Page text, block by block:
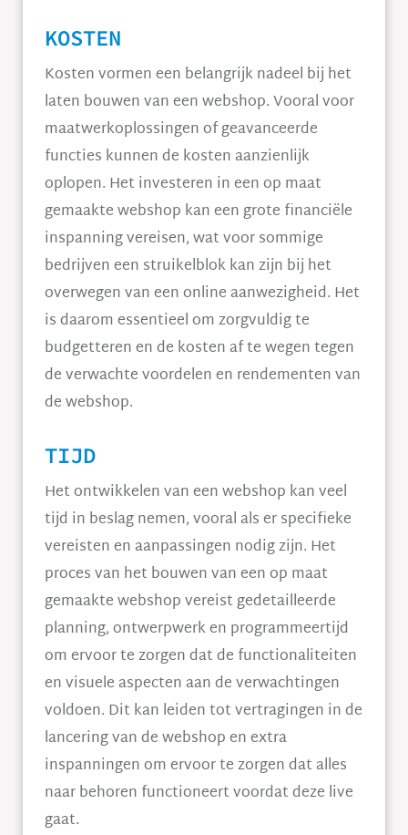
KOSTEN
Kosten vormen een belangrijk nadeel bij het
laten bouwen van een webshop. Vooral voor
maatwerkoplossingen of geavanceerde
functies kunnen de kosten aanzienlijk
oplopen. Het investeren in een op maat
gemaakte webshop kan een grote financiële
inspanning vereisen, wat voor sommige
bedrijven een struikelblok kan zijn bij het
overwegen van een online aanwezigheid. Het
is daarom essentieel om zorgvuldig te
budgetteren en de kosten af te wegen tegen
de verwachte voordelen en rendementen van
de webshop.
TIJD
Het ontwikkelen van een webshop kan veel
tijd in beslag nemen, vooral als er specifieke
vereisten en aanpassingen nodig zijn. Het
proces van het bouwen van een op maat
gemaakte webshop vereist gedetailleerde
planning, ontwerpwerk en programmeertijd
om ervoor te zorgen dat de functionaliteiten
en visuele aspecten aan de verwachtingen
voldoen. Dit kan leiden tot vertragingen in de
lancering van de webshop en extra
inspanningen om ervoor te zorgen dat alles
naar behoren functioneert voordat deze live
gaat.